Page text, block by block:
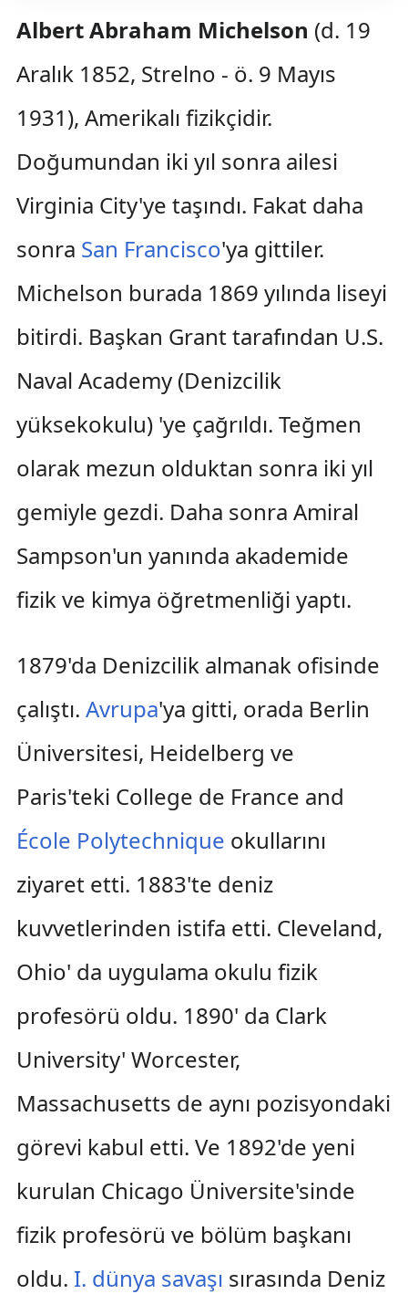
Albert Abraham Michelson (d. 19
Aralık 1852, Strelno - ö. 9 Mayıs
1931), Amerikalı fizikçidir.
Doğumundan iki yıl sonra ailesi
Virginia City'ye taşındı. Fakat daha
sonra San Francisco'ya gittiler.
Michelson burada 1869 yılında liseyi
bitirdi. Başkan Grant tarafından U.S.
Naval Academy (Denizcilik
yüksekokulu) 'ye çağrıldı. Teğmen
olarak mezun olduktan sonra iki yıl
gemiyle gezdi. Daha sonra Amiral
Sampson'un yanında akademide
fizik ve kimya öğretmenliği yaptı.
1879'da Denizcilik almanak ofisinde
çalıştı. Avrupa'ya gitti, orada Berlin
Üniversitesi, Heidelberg ve
Paris'teki College de France and
École Polytechnique okullarını
ziyaret etti. 1883'te deniz
kuvvetlerinden istifa etti. Cleveland,
Ohio' da uygulama okulu fizik
profesörü oldu. 1890' da Clark
University' Worcester,
Massachusetts de aynı pozisyondaki
görevi kabul etti. Ve 1892'de yeni
kurulan Chicago Üniversite'sinde
fizik profesörü ve bölüm başkanı
oldu. I. dünya savaşı sırasında Deniz